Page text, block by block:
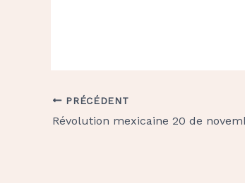
PRÉCÉDENT
Révolution mexicaine 20 de